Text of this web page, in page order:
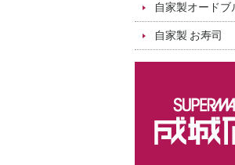
自家製オードブ
自家製 お寿司